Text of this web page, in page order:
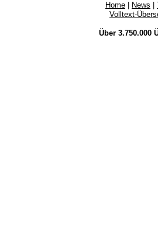
Home News
Volltext-
Über 3.750.000